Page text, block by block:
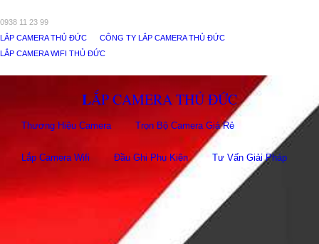
0938 11 23 99
LẮP CAMERA THỦ ĐỨC
CÔNG TY LẮP CAMERA THỦ ĐỨC
LẮP CAMERA WIFI THỦ ĐỨC
LẮP CAMERA THỦ ĐỨC
Thương Hiệu Camera Trọn Bộ Camera Giá Rẻ
Lắp Camera Wifi Đầu Ghi Phụ Kiên Tư Vấn Giải Pháp